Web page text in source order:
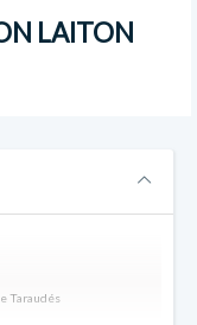
LAITON
Taraudés